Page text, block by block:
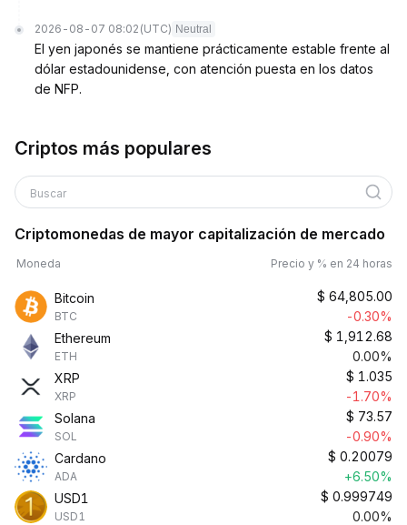
2026-08-07 08:02 (UTC) Neutral
El yen japonés se mantiene prácticamente estable frente al
dólar estadounidense, con atención puesta en los datos
de NFP.
Criptos más populares
Buscar
Criptomonedas de mayor capitalización de mercado
Moneda Precio y % en 24 horas
Bitcoin
BTC
$ 64,805.00
-0.30%
Ethereum
ETH
$ 1,912.68
0.00%
XRP
XRP
$ 1.035
-1.70%
Solana
SOL
$ 73.57
-0.90%
Cardano
ADA
$ 0.20079
+6.50%
USD1
USD1
$ 0.999749
0.00%